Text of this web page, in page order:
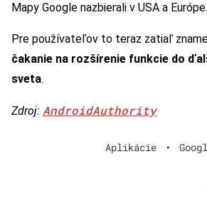
Mapy Google nazbierali v USA a Európe.
Pre používateľov to teraz zatiaľ
čakanie na rozšírenie funkcie do
sveta.
Zdroj: AndroidAuthority
Aplikácie •